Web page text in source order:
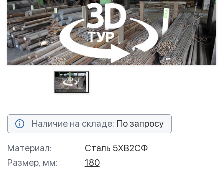
Наличие на складе: По запросу
Материал:
Сталь 5ХВ2СФ
Размер, мм:
180